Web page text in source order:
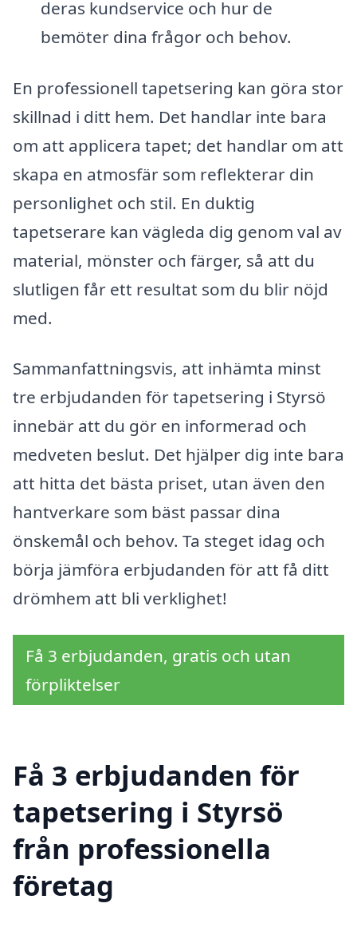
deras kundservice och hur de
bemöter dina frågor och behov.
En professionell tapetsering kan göra stor
skillnad i ditt hem. Det handlar inte bara
om att applicera tapet; det handlar om att
skapa en atmosfär som reflekterar din
personlighet och stil. En duktig
tapetserare kan vägleda dig genom val av
material, mönster och färger, så att du
slutligen får ett resultat som du blir nöjd
med.
Sammanfattningsvis, att inhämta minst
tre erbjudanden för tapetsering i Styrsö
innebär att du gör en informerad och
medveten beslut. Det hjälper dig inte bara
att hitta det bästa priset, utan även den
hantverkare som bäst passar dina
önskemål och behov. Ta steget idag och
börja jämföra erbjudanden för att få ditt
drömhem att bli verklighet!
Få 3 erbjudanden, gratis och utan
förpliktelser
Få 3 erbjudanden för
tapetsering i Styrsö
från professionella
företag